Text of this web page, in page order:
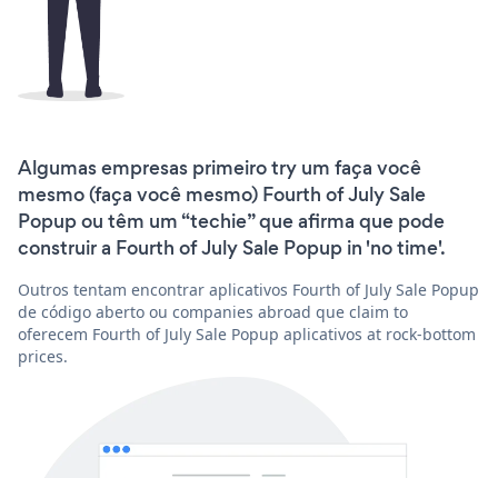
Algumas empresas primeiro try um faça você
mesmo (faça você mesmo) Fourth of July Sale
Popup ou têm um “techie” que afirma que pode
construir a Fourth of July Sale Popup in 'no time'.
Outros tentam encontrar aplicativos Fourth of July Sale Popup
de código aberto ou companies abroad que claim to
oferecem Fourth of July Sale Popup aplicativos at rock-bottom
prices.